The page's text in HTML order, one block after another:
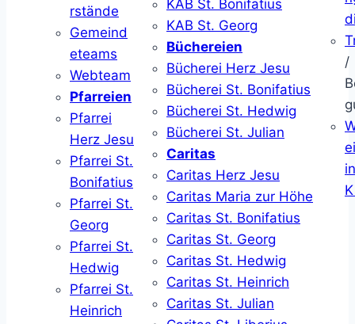
rstände
Gemeind
eteams
Webteam
Pfarreien
Pfarrei
Herz Jesu
Pfarrei St.
Bonifatius
Pfarrei St.
Georg
Pfarrei St.
Hedwig
Pfarrei St.
Heinrich
KAB St. Bonifatius
KAB St. Georg
Büchereien
Bücherei Herz Jesu
Bücherei St. Bonifatius
Bücherei St. Hedwig
Bücherei St. Julian
Caritas
Caritas Herz Jesu
Caritas Maria zur Höhe
Caritas St. Bonifatius
Caritas St. Georg
Caritas St. Hedwig
Caritas St. Heinrich
Caritas St. Julian
/